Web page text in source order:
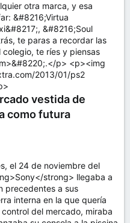
otra marca, y esa
&#8216;Virtua
&#8216;Soul
te paras a recordar las
te ríes y piensas
p> <p><img
2013/01/ps2
vestida de
como futura
el 24 de noviembre del
strong> llegaba a
precedentes a sus
interna en la que quería
del mercado, miraba